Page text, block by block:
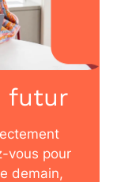
futur
vous pour
demain,